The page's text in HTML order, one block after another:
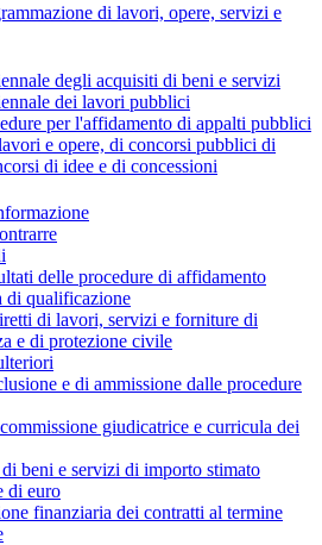
di lavori, opere, servizi e
degli acquisiti di beni e servizi
dei lavori pubblici
per l'affidamento di appalti pubblici
e opere, di concorsi pubblici di
di idee e di concessioni
delle procedure di affidamento
di qualificazione
di lavori, servizi e forniture di
e di protezione civile
e di ammissione dalle procedure
giudicatrice e curricula dei
beni e servizi di importo stimato
di euro
finanziaria dei contratti al termine